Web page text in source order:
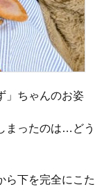
」ちゃんのお姿
まったのは…どう
ら下を完全にこた